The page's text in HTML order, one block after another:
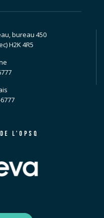
bureau 450
H2K 4R5
L'OPSQ